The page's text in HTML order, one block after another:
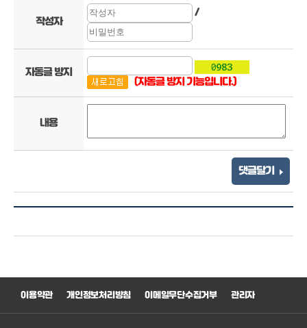
작성자
/
자동글 방지
(자동글 방지 기능입니다.)
내용
댓글달기
이용약관 개인정보처리방침 이메일무단수집거부 관리자